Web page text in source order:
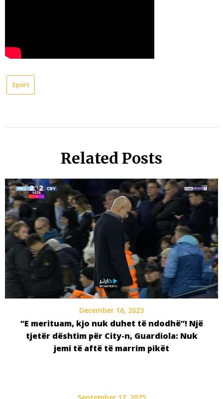
Sport
Related Posts
December 16, 2023
“E merituam, kjo nuk duhet të ndodhë”! Një
tjetër dështim për City-n, Guardiola: Nuk
jemi të aftë të marrim pikët